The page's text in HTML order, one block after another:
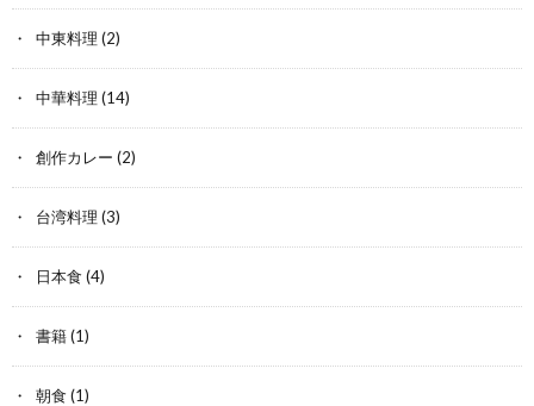
中東料理 (2)
中華料理 (14)
創作カレー (2)
台湾料理 (3)
日本食 (4)
書籍(1)
朝食 (1)